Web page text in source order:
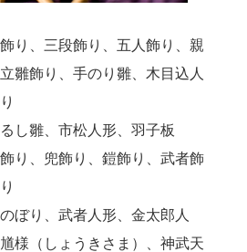
り、三段飾り、五人飾り、親
雛飾り、手のり雛、木目込人
し雛、市松人形、羽子板
り、兜飾り、鎧飾り、武者飾
ぼり、武者人形、金太郎人
様（しょうきさま）、神武天